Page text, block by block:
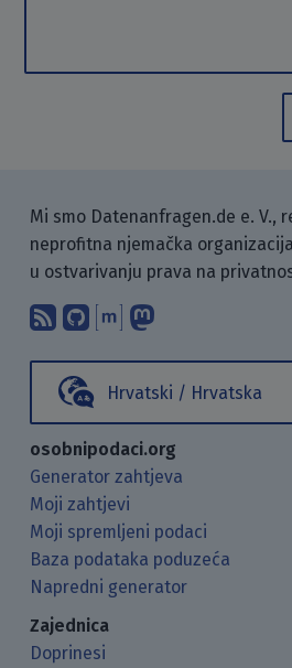
Mi smo Datenanfragen.de e. V.,
neprofitna njemačka
u ostvarivanju prava na
Pretplati se na naš
Pronađi nas na
Raspravljaj s
Hrvatski / Hrvatska
osobnipodaci.org
Generator zahtjeva
Moji zahtjevi
Moji spremljeni podaci
Baza podataka poduzeća
Napredni generator
Zajednica
Doprinesi